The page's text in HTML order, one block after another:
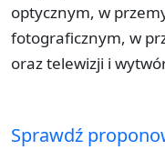
optycznym, w
fotograficznym, w
oraz telewizji i
Sprawdź